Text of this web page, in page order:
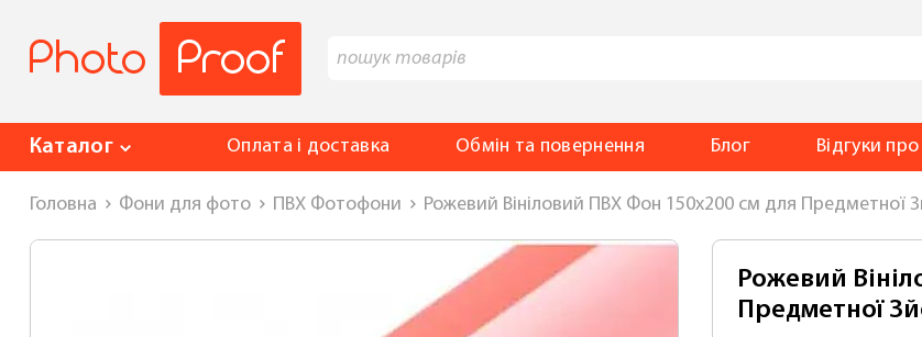
Каталог Оплата і доставка Обмін та повернення Блог Відгуки про
Головна Фони для фото ПВХ Фотофони Рожевий Вініловий ПВХ Фон 150х200 см для Предметної
Рожевий
Предметної